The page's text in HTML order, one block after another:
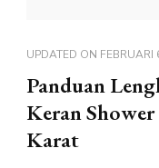
UPDATED ON FEBRUARI
Panduan
Keran
Karat